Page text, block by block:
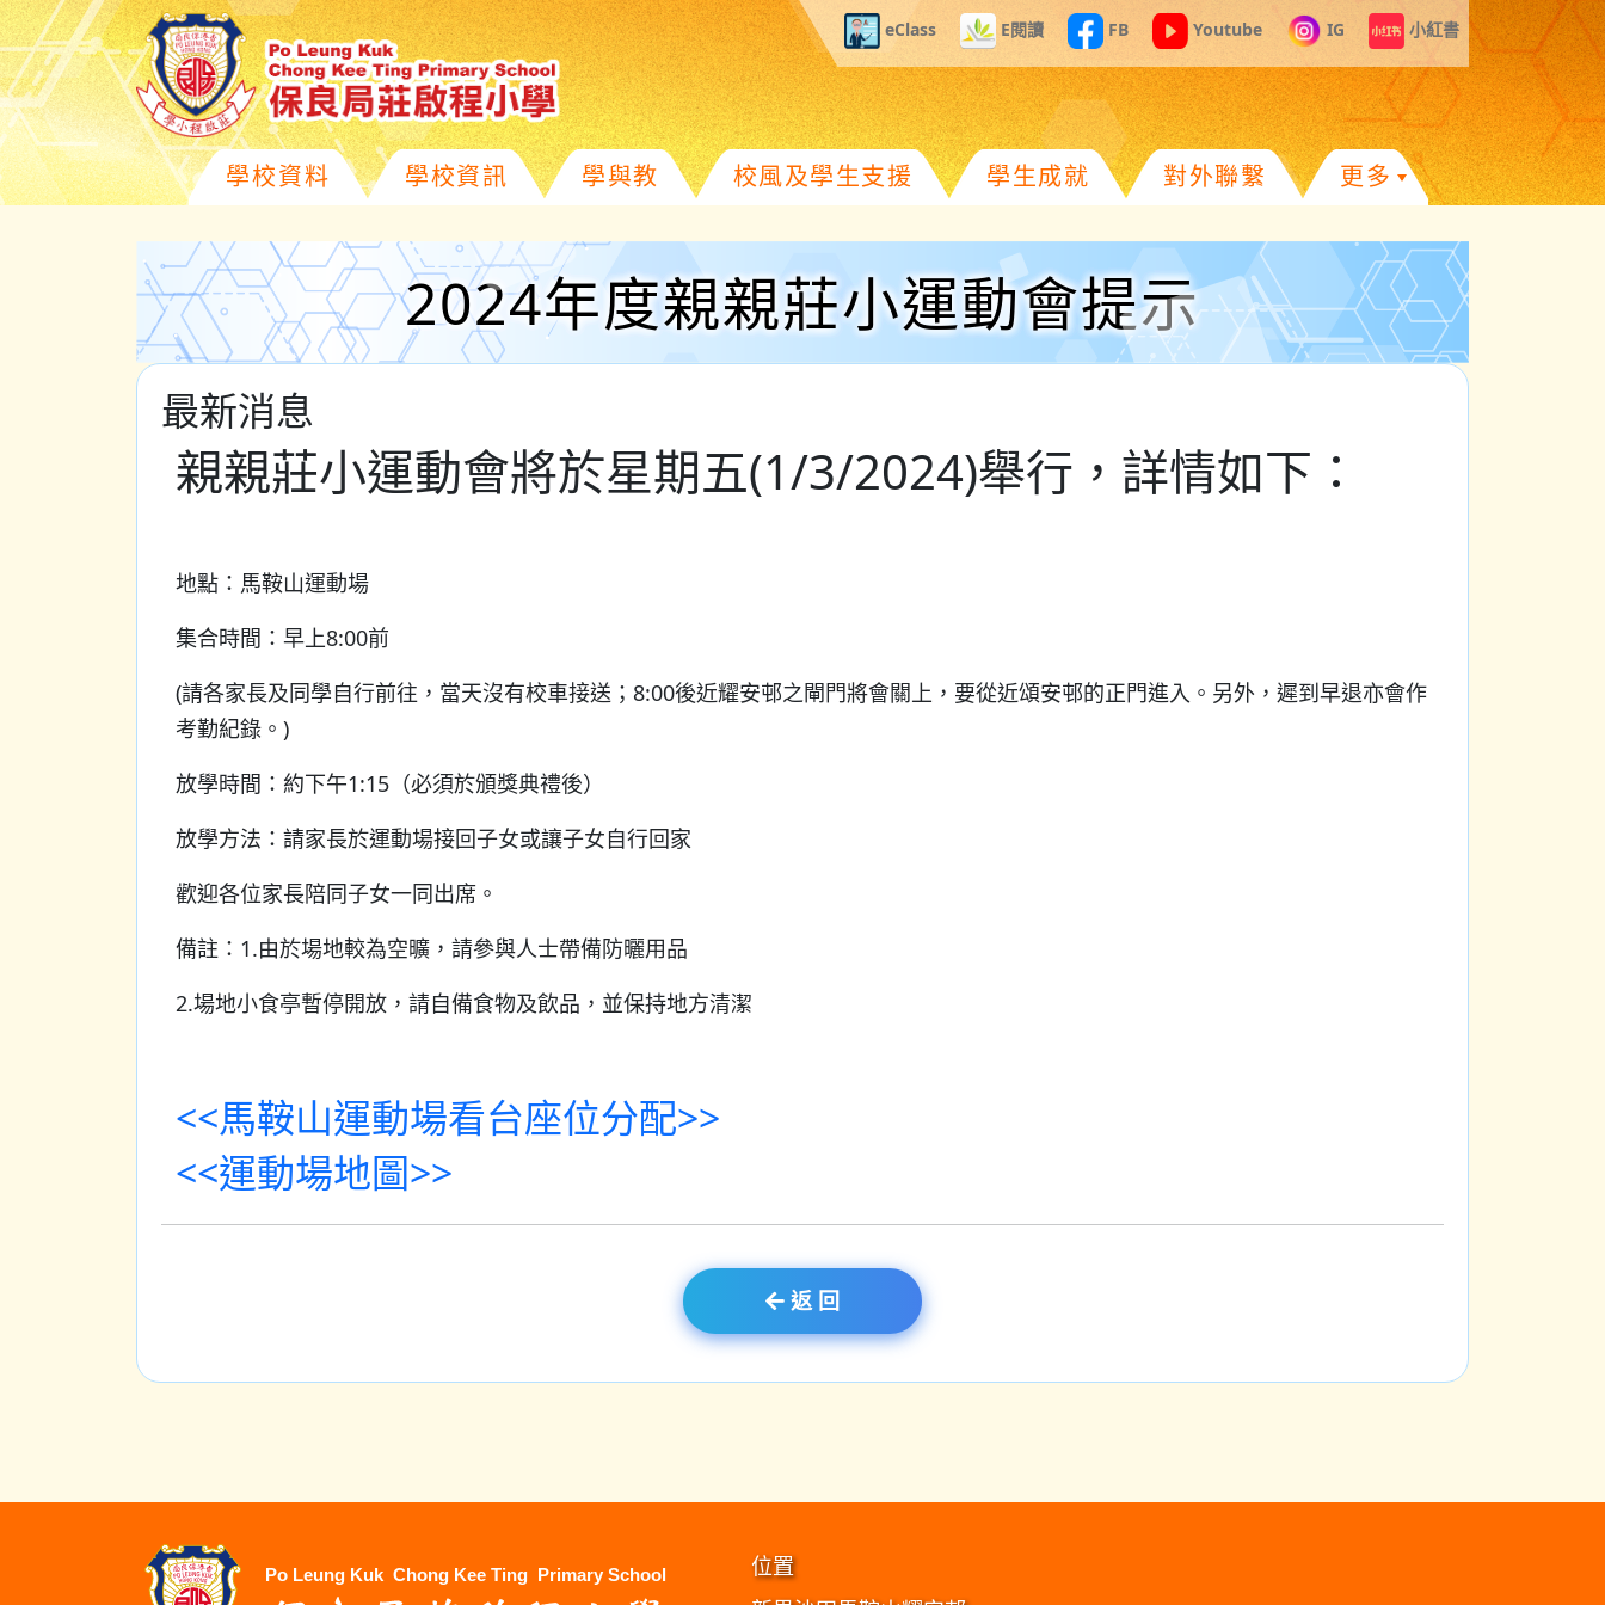
eClass E閱讀 FB Youtube IG 小紅書
學校資料 學校資訊 學與教 校風及學生支援 學生成就 對外聯繫 更多
2024年度親親莊小運動會提示
最新消息
親親莊小運動會將於星期五(1/3/2024)舉行，詳情如下：
地點：馬鞍山運動場
集合時間：早上8:00前
(請各家長及同學自行前往，當天沒有校車接送；8:00後近耀安邨之閘門將會關上，要從近頌安邨的正門進入。另外，遲到早退亦會作
考勤紀錄。)
放學時間：約下午1:15（必須於頒獎典禮後）
放學方法：請家長於運動場接回子女或讓子女自行回家
歡迎各位家長陪同子女一同出席。
備註：1.由於場地較為空曠，請參與人士帶備防曬用品
2.場地小食亭暫停開放，請自備食物及飲品，並保持地方清潔
<<馬鞍山運動場看台座位分配>>
<<運動場地圖>>
返 回
位置